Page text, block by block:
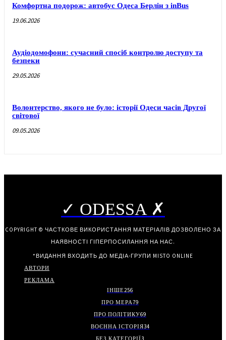
Комфортна подорож: автобус Одеса Берлін з inBus
19.06.2026
Аудіодомофони: сучасний спосіб контролю доступу та
безпеки
29.05.2026
Волонтерство, якого не було: історії Одеси часів Другої
світової
09.05.2026
✓ ODESSA ✗
COPYRIGHT © ЧАСТКОВЕ ВИКОРИСТАННЯ МАТЕРІАЛІВ ДОЗВОЛЕНО ЗА
НАЯВНОСТІ ГІПЕРПОСИЛАННЯ НА НАС.
*ВИДАННЯ ВХОДИТЬ ДО МЕДІА-ГРУПИ MISTO ONLINE
АВТОРИ
РЕКЛАМА
ІНШЕ256
ПРО МЕРА79
ПРО ПОЛІТИКУ69
ВОЄННА ІСТОРІЯ34
БЕЗ КАТЕГОРІЇ3